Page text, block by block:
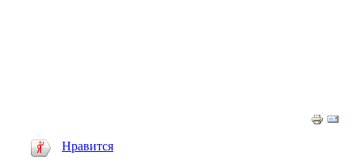
Нравится